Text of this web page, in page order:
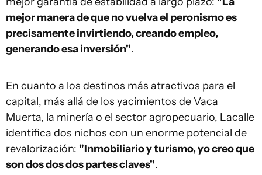
mejor manera de que no vuelva el peronismo es
precisamente invirtiendo, creando empleo,
generando esa inversión".
En cuanto a los destinos más atractivos para el
capital, más allá de los yacimientos de Vaca
Muerta, la minería o el sector agropecuario, Lacalle
identifica dos nichos con un enorme potencial de
revalorización: "Inmobiliario y turismo, yo creo que
son dos dos dos partes claves".